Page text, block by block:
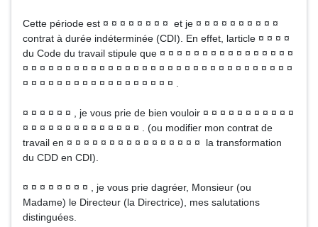
Cette période est ¤ ¤ ¤ ¤ ¤ ¤ ¤ ¤ et je ¤ ¤ ¤ ¤ ¤ ¤ ¤ ¤ ¤ ¤
contrat à durée indéterminée (CDI). En effet, larticle ¤ ¤ ¤ ¤
du Code du travail stipule que ¤ ¤ ¤ ¤ ¤ ¤ ¤ ¤ ¤ ¤ ¤ ¤ ¤ ¤ ¤ ¤
¤ ¤ ¤ ¤ ¤ ¤ ¤ ¤ ¤ ¤ ¤ ¤ ¤ ¤ ¤ ¤ ¤ ¤ ¤ ¤ ¤ ¤ ¤ ¤ ¤ ¤ ¤ ¤ ¤ ¤ ¤ ¤
¤ ¤ ¤ ¤ ¤ ¤ ¤ ¤ ¤ ¤ ¤ ¤ ¤ ¤ ¤ ¤ ¤ ¤ .
¤ ¤ ¤ ¤ ¤ ¤ , je vous prie de bien vouloir ¤ ¤ ¤ ¤ ¤ ¤ ¤ ¤ ¤ ¤ ¤
¤ ¤ ¤ ¤ ¤ ¤ ¤ ¤ ¤ ¤ ¤ ¤ ¤ ¤ . (ou modifier mon contrat de
travail en ¤ ¤ ¤ ¤ ¤ ¤ ¤ ¤ ¤ ¤ ¤ ¤ ¤ ¤ ¤ ¤ la transformation
du CDD en CDI).
¤ ¤ ¤ ¤ ¤ ¤ ¤ ¤ , je vous prie dagréer, Monsieur (ou
Madame) le Directeur (la Directrice), mes salutations
distinguées.